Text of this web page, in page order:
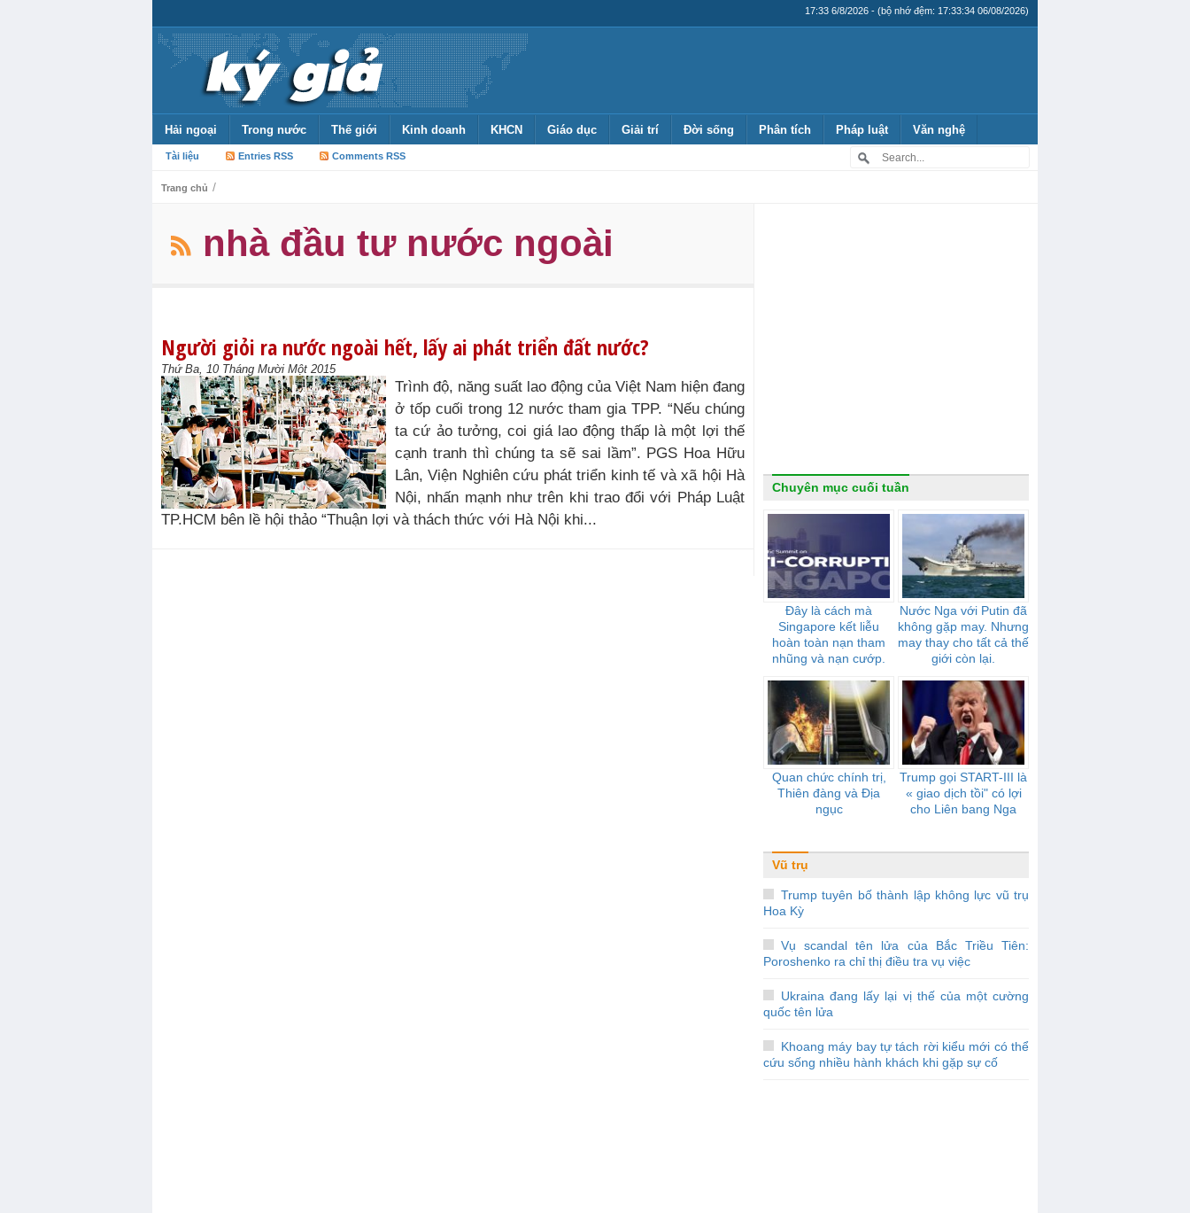
17:33 6/8/2026 - (bộ nhớ đệm: 17:33:34 06/08/2026)
Hải ngoại Trong nước Thế giới Kinh doanh KHCN Giáo dục Giải trí Đời sống Phân tích Pháp luật Văn nghệ
Tài liệu Entries RSS Comments RSS
Trang chủ /
nhà đầu tư nước ngoài
Người giỏi ra nước ngoài hết, lấy ai phát triển đất nước?
Thứ Ba, 10 Tháng Mười Một 2015
Trình độ, năng suất lao động của Việt Nam hiện đang
ở tốp cuối trong 12 nước tham gia TPP. “Nếu chúng
ta cứ ảo tưởng, coi giá lao động thấp là một lợi thế
cạnh tranh thì chúng ta sẽ sai lầm”. PGS Hoa Hữu
Lân, Viện Nghiên cứu phát triển kinh tế và xã hội Hà
Nội, nhấn mạnh như trên khi trao đổi với Pháp Luật
TP.HCM bên lề hội thảo “Thuận lợi và thách thức với Hà Nội khi...
Chuyên mục cuối tuần
Đây là cách mà
Singapore kết liễu
hoàn toàn nạn tham
nhũng và nạn cướp.
Nước Nga với Putin đã
không gặp may. Nhưng
may thay cho tất cả thế
giới còn lại.
Quan chức chính trị,
Thiên đàng và Địa
ngục
Trump gọi START-III là
« giao dịch tồi" có lợi
cho Liên bang Nga
Vũ trụ
Trump tuyên bố thành lập không lực vũ trụ
Hoa Kỳ
Vụ scandal tên lửa của Bắc Triều Tiên:
Poroshenko ra chỉ thị điều tra vụ việc
Ukraina đang lấy lại vị thế của một cường
quốc tên lửa
Khoang máy bay tự tách rời kiểu mới có thể
cứu sống nhiều hành khách khi gặp sự cố